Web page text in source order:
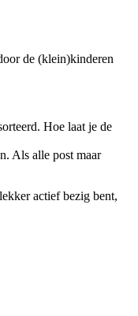
de (klein)kinderen
Hoe laat je de
Als alle post maar
actief bezig bent,